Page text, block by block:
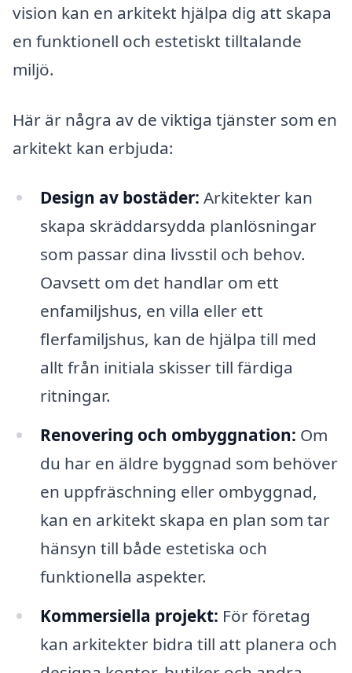
vision kan en arkitekt hjälpa dig att skapa
en funktionell och estetiskt tilltalande
miljö.
Här är några av de viktiga tjänster som en
arkitekt kan erbjuda:
Design av bostäder: Arkitekter kan
skapa skräddarsydda planlösningar
som passar dina livsstil och behov.
Oavsett om det handlar om ett
enfamiljshus, en villa eller ett
flerfamiljshus, kan de hjälpa till med
allt från initiala skisser till färdiga
ritningar.
Renovering och ombyggnation: Om
du har en äldre byggnad som behöver
en uppfräschning eller ombyggnad,
kan en arkitekt skapa en plan som tar
hänsyn till både estetiska och
funktionella aspekter.
Kommersiella projekt: För företag
kan arkitekter bidra till att planera och